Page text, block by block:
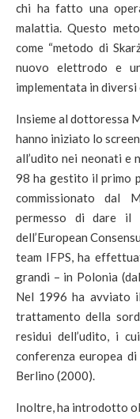
chi ha fatto una
malattia. Questo
come “metodo di
nuovo elettrodo e
implementata in
Insieme al dottoressa
hanno iniziato lo
all’udito nei neonati e
98 ha gestito il primo
commissionato dal
permesso di dare il
dell’European
team IFPS, ha
grandi – in Polonia
Nel 1996 ha avviato
trattamento della
residui dell’udito, i
conferenza europea
Berlino (2000).
Inoltre, ha introdotto